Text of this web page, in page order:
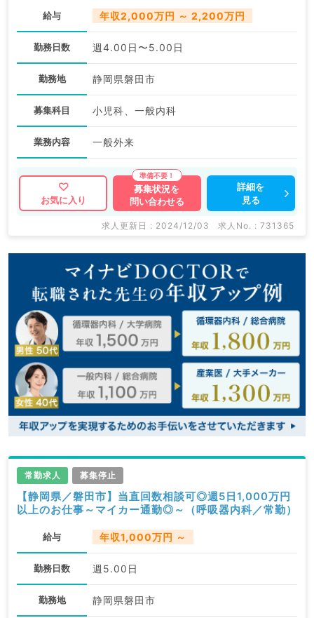
給与 年収2,000万円 ～ 2,200万円
勤務日数 週4.00日〜5.00日
勤務地 静岡県磐田市
募集科目 小児科、一般内科
業務内容 一般外来
お気に入り
募集状況を
問い合わせる
詳細を
見る
求人更新日 : 2024/12/03 求人No. : 731365
常勤求人 募集停止
【静岡県／磐田市】当直回数相談可◎週5日1,000万円
以上のお仕事～マイカー通勤◎～（呼吸器内科／常勤）
給与 年収1,000万円 ～
勤務日数 週5.00日
勤務地 静岡県磐田市